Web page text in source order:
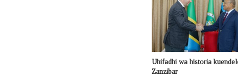
Uhifadhi wa historia
Zanzibar